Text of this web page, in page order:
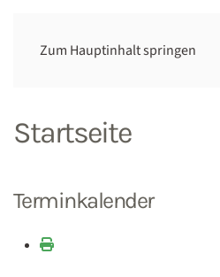
Zum Hauptinhalt springen
Startseite
Terminkalender